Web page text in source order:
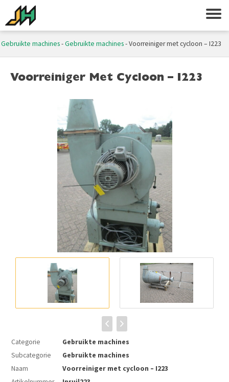
Gebruikte machines-Gebruikte machines-Voorreiniger met cycloon – I223
Voorreiniger Met Cycloon – I223
Categorie
Gebruikte machines
Subcategorie
Gebruikte machines
Naam
Voorreiniger met cycloon – I223